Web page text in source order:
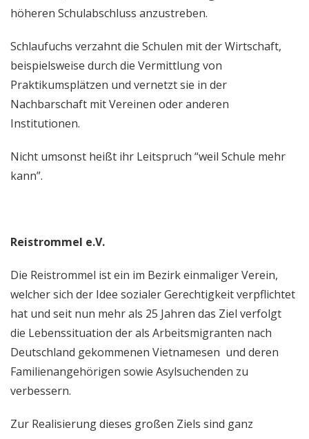
höheren Schulabschluss anzustreben.
Schlaufuchs verzahnt die Schulen mit der Wirtschaft,
beispielsweise durch die Vermittlung von
Praktikumsplätzen und vernetzt sie in der
Nachbarschaft mit Vereinen oder anderen
Institutionen.
Nicht umsonst heißt ihr Leitspruch “weil Schule mehr
kann”.
Reistrommel e.V.
Die Reistrommel ist ein im Bezirk einmaliger Verein,
welcher sich der Idee sozialer Gerechtigkeit verpflichtet
hat und seit nun mehr als 25 Jahren das Ziel verfolgt
die Lebenssituation der als Arbeitsmigranten nach
Deutschland gekommenen Vietnamesen und deren
Familienangehörigen sowie Asylsuchenden zu
verbessern.
Zur Realisierung dieses großen Ziels sind ganz